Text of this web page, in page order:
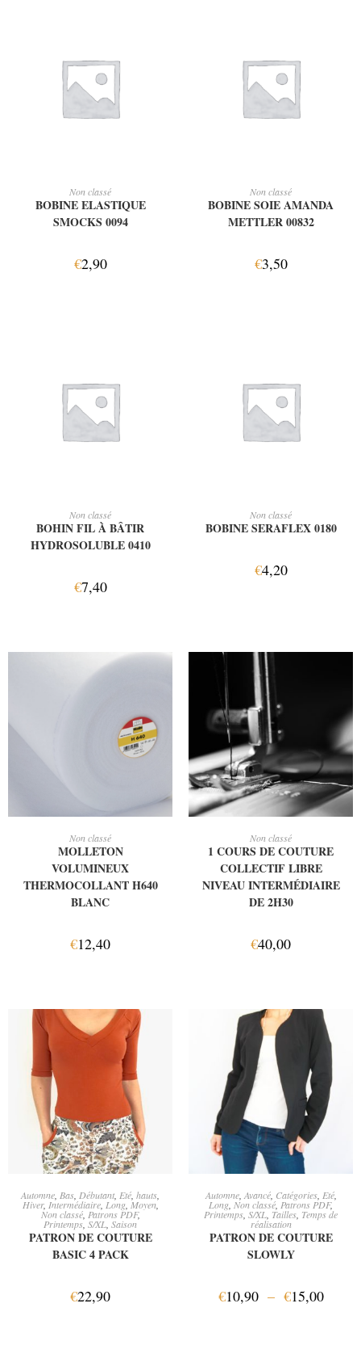
AJOUTER AU PANIER
Non classé
BOBINE ELASTIQUE
SMOCKS 0094
€2,90
AJOUTER AU PANIER
Non classé
BOBINE SOIE AMANDA
METTLER 00832
€3,50
AJOUTER AU PANIER
Non classé
BOHIN FIL À BÂTIR
HYDROSOLUBLE 0410
€7,40
AJOUTER AU PANIER
Non classé
BOBINE SERAFLEX 0180
€4,20
AJOUTER AU PANIER
Non classé
MOLLETON
VOLUMINEUX
THERMOCOLLANT H640
BLANC
€12,40
AJOUTER AU PANIER
Non classé
1 COURS DE COUTURE
COLLECTIF LIBRE
NIVEAU INTERMÉDIAIRE
DE 2H30
€40,00
AJOUTER AU PANIER
Automne Bas Débutant Eté hauts
Hiver, Intermédiaire, Long, Moyen,
Non classé, Patrons PDF,
Printemps, S/XL Saison
PATRON DE COUTURE
BASIC 4 PACK
€22,90
CHOIX DES OPTIONS
Automne, Avancé, Catégories, Eté,
Long Non classé Patrons PDF,
Printemps S/XL Tailles Temps de
réalisation
PATRON DE COUTURE
SLOWLY
€10,90 – €15,00